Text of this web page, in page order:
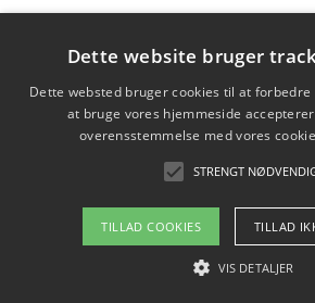
Hvordan gadgets til hjemmet kan
Copyright 2026 - Pilanto
Om / kontakt
Blog
Dette website bruger
Dette websted bruger cookies til at
at bruge vores hjemmeside
overensstemmelse med vores
STRENGT
TILLAD COOKIES TILLAD
VIS DETALJER